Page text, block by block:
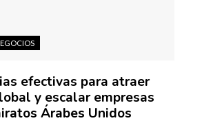
efectivas para atraer
y escalar empresas
Árabes Unidos